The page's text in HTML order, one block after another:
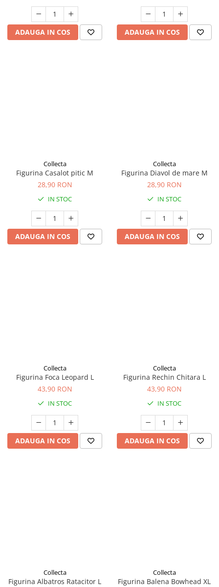
ADAUGA IN COS ADAUGA IN COS
Collecta
Figurina Casalot pitic M
28,90 RON
IN STOC
ADAUGA IN COS
Collecta
Figurina Diavol de mare M
28,90 RON
IN STOC
ADAUGA IN COS
Collecta
Figurina Foca Leopard L
43,90 RON
IN STOC
ADAUGA IN COS
Collecta
Figurina Rechin Chitara L
43,90 RON
IN STOC
ADAUGA IN COS
Collecta
Figurina Albatros Ratacitor L
Collecta
Figurina Balena Bowhead XL